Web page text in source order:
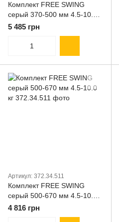
Комплект FREE SWING
серый 370-500 мм 4.5-10.3
кг
5 485 грн
Артикул: 372.34.511
Комплект FREE SWING
серый 500-670 мм 4.5-10.0
кг
4 816 грн